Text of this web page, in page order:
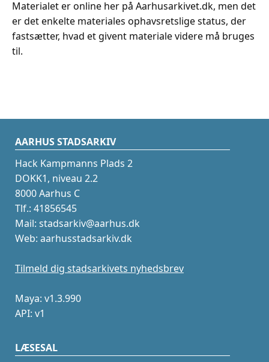
Materialet er online her på Aarhusarkivet.dk, men det
er det enkelte materiales ophavsretslige status, der
fastsætter, hvad et givent materiale videre må bruges
til.
AARHUS STADSARKIV
Hack Kampmanns Plads 2
DOKK1, niveau 2.2
8000 Aarhus C
Tlf.: 41856545
Mail: stadsarkiv@aarhus.dk
Web: aarhusstadsarkiv.dk
Tilmeld dig stadsarkivets nyhedsbrev
Maya: v1.3.990
API: v1
LÆSESAL